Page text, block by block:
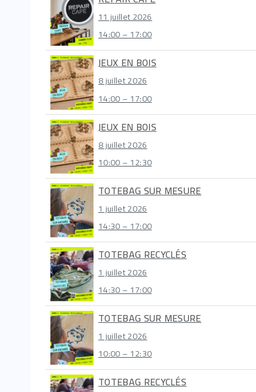
11 juillet 2026
14:00 – 17:00
JEUX EN BOIS
8 juillet 2026
14:00 – 17:00
JEUX EN BOIS
8 juillet 2026
10:00 – 12:30
TOTEBAG SUR MESURE
1 juillet 2026
14:30 – 17:00
TOTEBAG RECYCLÉS
1 juillet 2026
14:30 – 17:00
TOTEBAG SUR MESURE
1 juillet 2026
10:00 – 12:30
TOTEBAG RECYCLÉS